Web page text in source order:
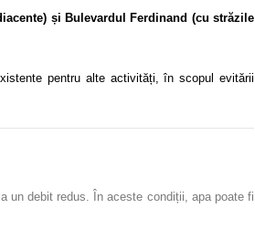
și Bulevardul Ferdinand (cu străzile
pentru alte activități, în scopul evitării
un debit redus. În aceste condiții, apa poate fi